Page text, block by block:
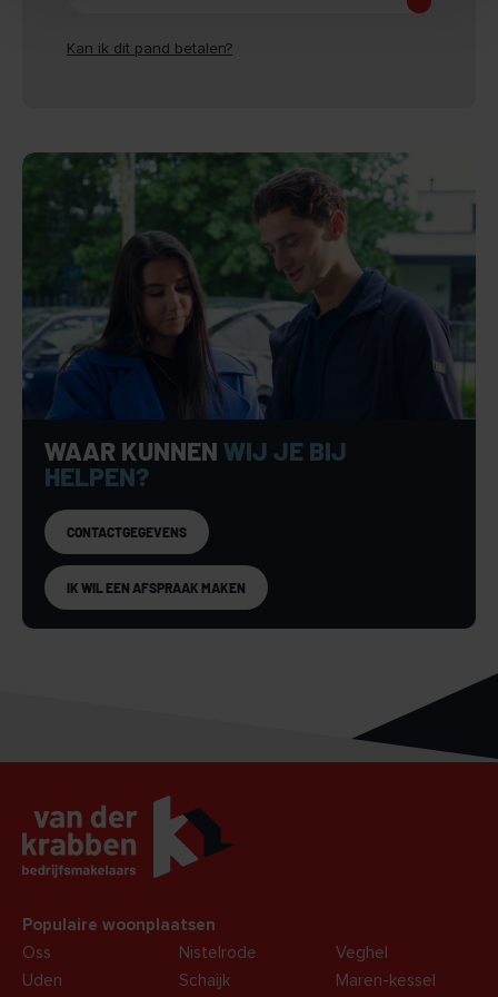
+ Bestemming: Gemengd – 1 (onder andere kantoor,
Het object is gelegen aan de Ridderhof in Oss, op korte
afstand van het centrum. De locatie bevindt zich aan een
rustige fietsstraat en biedt daardoor een prettige en
representatieve werkomgeving met beperkte
verkeersdrukte. In de directe omgeving bevinden zich
diverse voorzieningen, winkels, horecagelegenheden en
dienstverlenende bedrijven.
Daarnaast is het object uitstekend bereikbaar. Via de
nabijgelegen uitvalswegen zijn de A50 en A59 snel
’s-Hertogenbosch, Nijmegen en Eindhoven. Ook het NS-
station van Oss bevindt zich op korte afstand, waardoor de
locatie zowel met de auto als het openbaar vervoer goed
bereikbaar is.
Bent u op zoek naar een representatieve kantoorruimte op
een centrale en goed bereikbare locatie in Oss? Neem dan
Kan ik dit pand betalen?
WAAR KUNNEN WIJ JE BIJ
HELPEN?
CONTACTGEGEVENS
IK WIL EEN AFSPRAAK MAKEN
Populaire woonplaatsen
Oss
Uden
Nistelrode
Schaijk
Veghel
Maren-kessel